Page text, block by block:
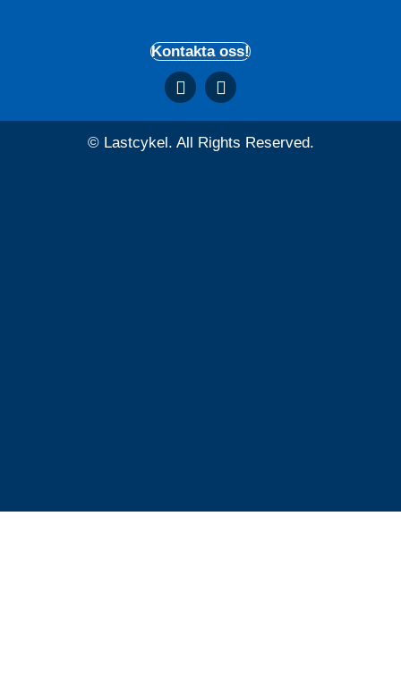
Kontakta oss!
© Lastcykel. All Rights Reserved.